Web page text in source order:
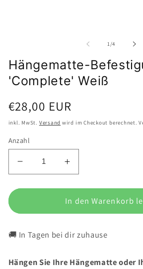
1/von
4
Hängematte-
'Complete' Weiß
Normaler
Preis
€28,00 EUR
inkl. MwSt. Versand wird im Checkout berechnet.
Anzahl
Verringere
die
Menge
Hängematte-
&#39;Complete&#39;
Erhöhe
die
Menge
für
Hängematte-
In den Warenkorb
🚚 In Tagen bei dir zuhause
Hängen Sie Ihre Hängematte oder